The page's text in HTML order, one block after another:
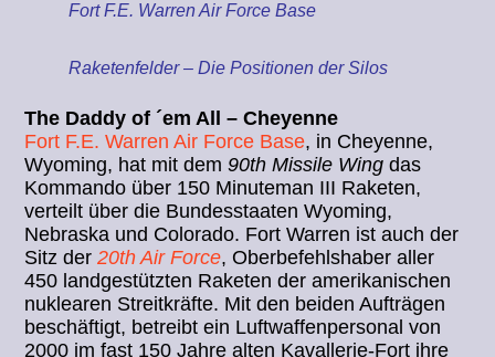
Fort F.E. Warren Air Force Base
Raketenfelder – Die Positionen der Silos
The Daddy of ´em All – Cheyenne
Fort F.E. Warren Air Force Base, in Cheyenne,
Wyoming, hat mit dem90th Missile Wing das
Kommando über 150 Minuteman III Raketen,
verteilt über die Bundesstaaten Wyoming,
Nebraska und Colorado. Fort Warren ist auch der
Sitz der20th Air Force, Oberbefehlshaber aller
450 landgestützten Raketen der amerikanischen
nuklearen Streitkräfte. Mit den beiden Aufträgen
beschäftigt, betreibt ein Luftwaffenpersonal von
2000 im fast 150 Jahre alten Kavallerie-Fort ihre